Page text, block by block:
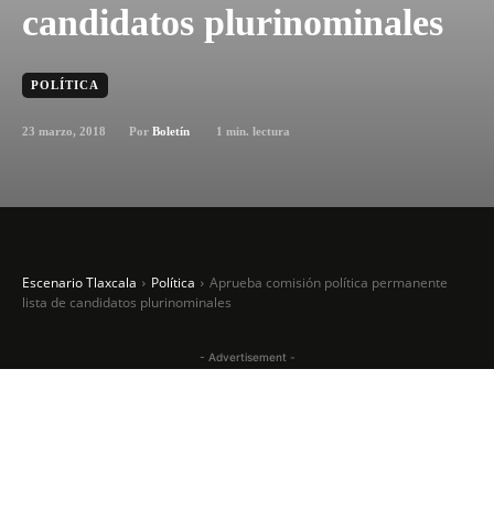
candidatos plurinominales
POLÍTICA
23 marzo, 2018 Por Boletín 1 min. lectura
Escenario Tlaxcala Política
Aprueba comisión política permanente
lista de candidatos plurinominales
- Advertisement -